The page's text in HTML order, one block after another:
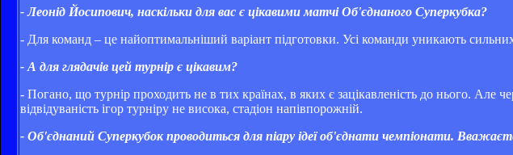
- Леонід Йосипович, наскільки для вас є цікавими матчі Об'єднаного Суперкубка?
- Для команд – це найоптимальніший варіант підготовки. Усі команди уникають
- А для глядачів цей турнір є цікавим?
- Погано, що турнір проходить не в тих країнах, в яких є зацікавленість до нього. Але
відвідуваність ігор турніру не висока, стадіон напівпорожній.
- Об'єднаний Суперкубок проводиться для піару ідеї об'єднати чемпіонати.